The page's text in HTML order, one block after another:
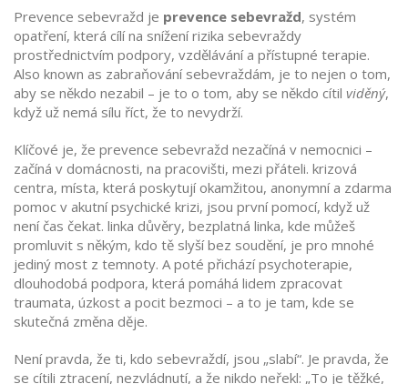
Prevence sebevražd je prevence sebevražd, systém
opatření, která cílí na snížení rizika sebevraždy
prostřednictvím podpory, vzdělávání a přístupné terapie.
Also known as zabraňování sebevraždám, je to nejen o tom,
aby se někdo nezabil – je to o tom, aby se někdo cítil viděný,
když už nemá sílu říct, že to nevydrží.
Klíčové je, že prevence sebevražd nezačíná v nemocnici –
začíná v domácnosti, na pracovišti, mezi přáteli. krizová
centra, místa, která poskytují okamžitou, anonymní a zdarma
pomoc v akutní psychické krizi, jsou první pomocí, když už
není čas čekat. linka důvěry, bezplatná linka, kde můžeš
promluvit s někým, kdo tě slyší bez soudění, je pro mnohé
jediný most z temnoty. A poté přicházípsychoterapie,
dlouhodobá podpora, která pomáhá lidem zpracovat
traumata, úzkost a pocit bezmoci – a to je tam, kde se
skutečná změna děje.
Není pravda, že ti, kdo sebevraždí, jsou „slabí“. Je pravda, že
se cítili ztracení, nezvládnutí, a že nikdo neřekl: „To je těžké,